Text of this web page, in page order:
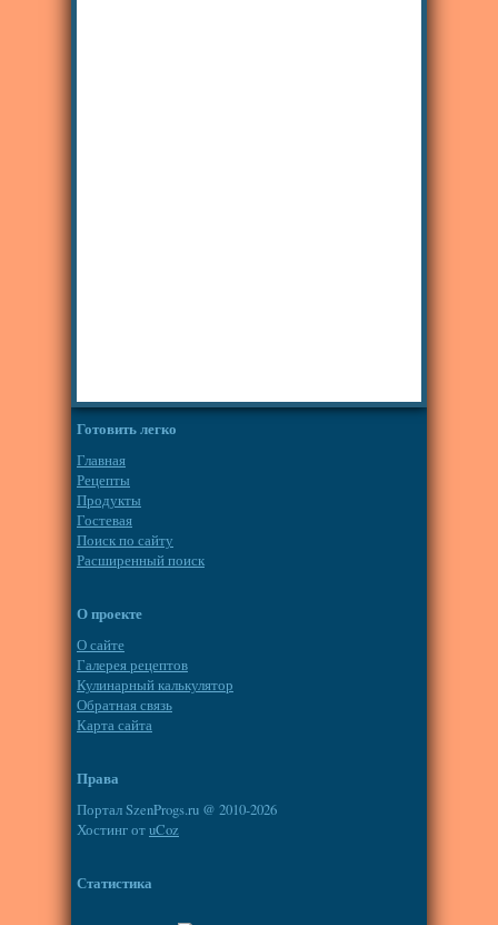
Готовить легко
Главная
Рецепты
Продукты
Гостевая
Поиск по сайту
Расширенный поиск
О проекте
О сайте
Галерея рецептов
Кулинарный калькулятор
Обратная связь
Карта сайта
Права
Портал SzenProgs.ru @ 2010-2026
Хостинг отuCoz
Статистика